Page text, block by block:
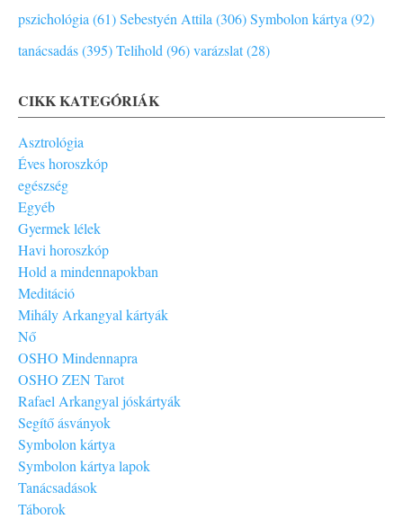
pszichológia (61)Sebestyén Attila (306)Symbolon kártya (92)
tanácsadás (395)Telihold (96)varázslat (28)
CIKK KATEGÓRIÁK
Asztrológia
Éves horoszkóp
egészség
Egyéb
Gyermek lélek
Havi horoszkóp
Hold a mindennapokban
Meditáció
Mihály Arkangyal kártyák
Nő
OSHO Mindennapra
OSHO ZEN Tarot
Rafael Arkangyal jóskártyák
Segítő ásványok
Symbolon kártya
Symbolon kártya lapok
Tanácsadások
Táborok